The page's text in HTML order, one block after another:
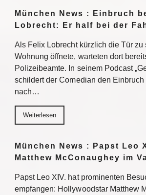
München News : Einbruch
Lobrecht: Er half bei der
Als Felix Lobrecht kürzlich die Tür zu
Wohnung öffnete, warteten dort
Polizeibeamte. In seinem Podcast
schildert der Comedian den
nach…
Weiterlesen
München News : Papst Leo
Matthew McConaughey im
Papst Leo XIV. hat prominenten
empfangen: Hollywoodstar Matthew